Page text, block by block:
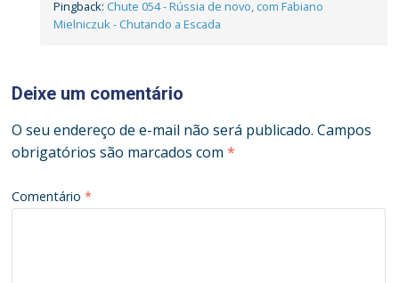
Pingback:Chute 054 - Rússia de novo, com Fabiano
Mielniczuk - Chutando a Escada
Deixe um comentário
O seu endereço de e-mail não será publicado. Campos
obrigatórios são marcados com*
Comentário*